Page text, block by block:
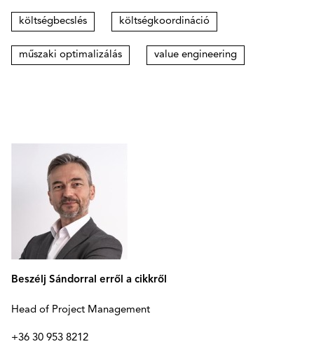
költségbecslés költségkoordináció
műszaki optimalizálás value engineering
Beszélj Sándorral erről a cikkről
Head of Project Management
+36 30 953 8212